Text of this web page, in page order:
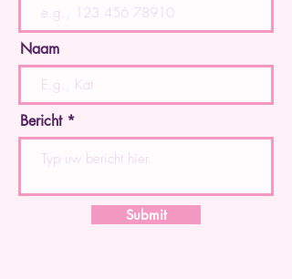
Naam
Bericht
Submit